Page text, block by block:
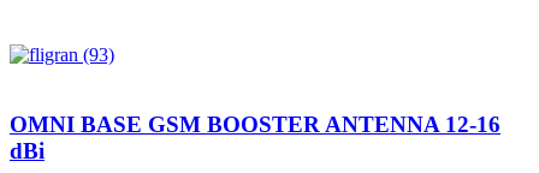
OMNI BASE GSM BOOSTER ANTENNA 12-16
dBi